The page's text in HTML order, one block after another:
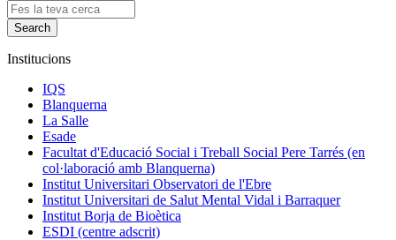
Institucions
IQS
Blanquerna
La Salle
Esade
Facultat d'Educació Social i Treball Social Pere Tarrés (en
col·laboració amb Blanquerna)
Institut Universitari Observatori de l'Ebre
Institut Universitari de Salut Mental Vidal i Barraquer
Institut Borja de Bioètica
ESDI (centre adscrit)